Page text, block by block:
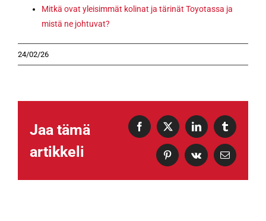
Mitkä ovat yleisimmät kolinat ja tärinät Toyotassa ja
mistä ne johtuvat?
24/02/26
Jaa tämä
artikkeli
Facebook
X LinkedInTumblr
PinterestVk Sähköposti